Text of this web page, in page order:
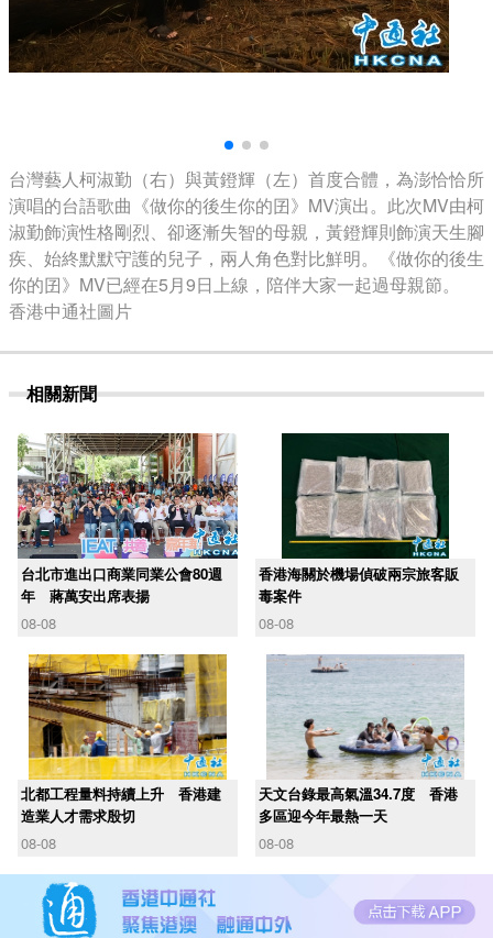
台灣藝人柯淑勤（右）與黃鐙輝（左）首度合體，為澎恰恰所
演唱的台語歌曲《做你的後生你的囝》MV演出。此次MV由柯
淑勤飾演性格剛烈、卻逐漸失智的母親，黃鐙輝則飾演天生腳
疾、始終默默守護的兒子，兩人角色對比鮮明。《做你的後生
你的囝》MV已經在5月9日上線，陪伴大家一起過母親節。
香港中通社圖片
相關新聞
台北市進出口商業同業公會80週
年 蔣萬安出席表揚
08-08
香港海關於機場偵破兩宗旅客販
毒案件
08-08
北都工程量料持續上升 香港建
造業人才需求殷切
08-08
天文台錄最高氣溫34.7度 香港
多區迎今年最熱一天
08-08